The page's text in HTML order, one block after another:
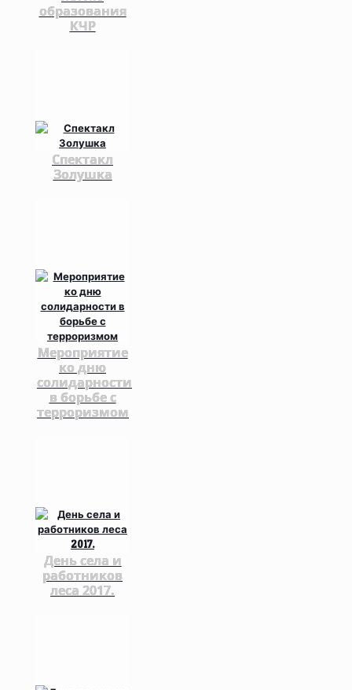
образования
КЧР
Спектакл
Золушка
Мероприятие
ко дню
солидарности
в борьбе с
терроризмом
День села и
работников
леса 2017.